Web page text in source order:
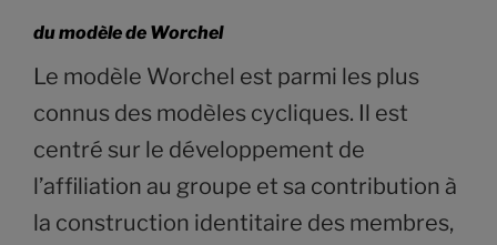
du modèle de Worchel
Le modèle Worchel est parmi les plus
connus des modèles cycliques. Il est
centré sur le développement de
l’affiliation au groupe et sa contribution à
la construction identitaire des membres,